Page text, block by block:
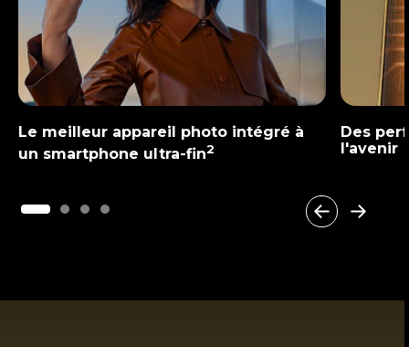
Le meilleur appareil photo intégré à
un smartphone ultra-fin2
Des
l'avenir
1